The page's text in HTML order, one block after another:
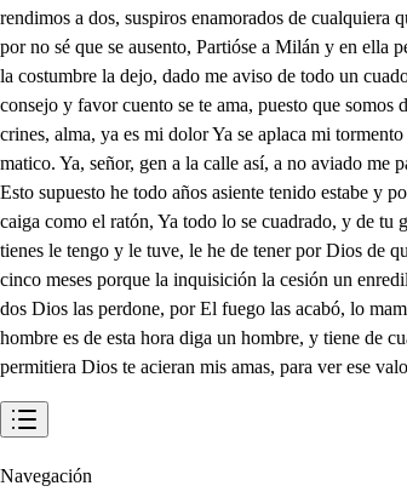
rendimos a dos, suspiros enamorados de cualquiera
por no sé que se ausento, Partióse a Milán y en ella
la costumbre la dejo, dado me aviso de todo un
consejo y favor cuento se te ama, puesto que
crines, alma, ya es mi dolor Ya se aplaca mi
matico. Ya, señor, gen a la calle así, a no aviado me
Esto supuesto he todo años asiente tenido estabe y
caiga como el ratón, Ya todo lo se cuadrado, y de
tienes le tengo y le tuve, le he de tener por Dios de
cinco meses porque la inquisición la cesión un
dos Dios las perdone, por El fuego las acabó, lo
hombre es de esta hora diga un hombre, y tiene de
permitiera Dios te acieran mis amas, para ver ese
Navegación